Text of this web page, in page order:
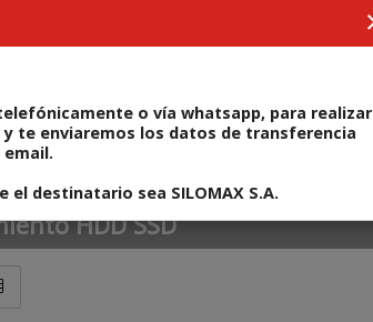
o vía whatsapp, para realizar
te enviaremos los datos de transferencia
destinatario sea SILOMAX S.A.
HDD SSD